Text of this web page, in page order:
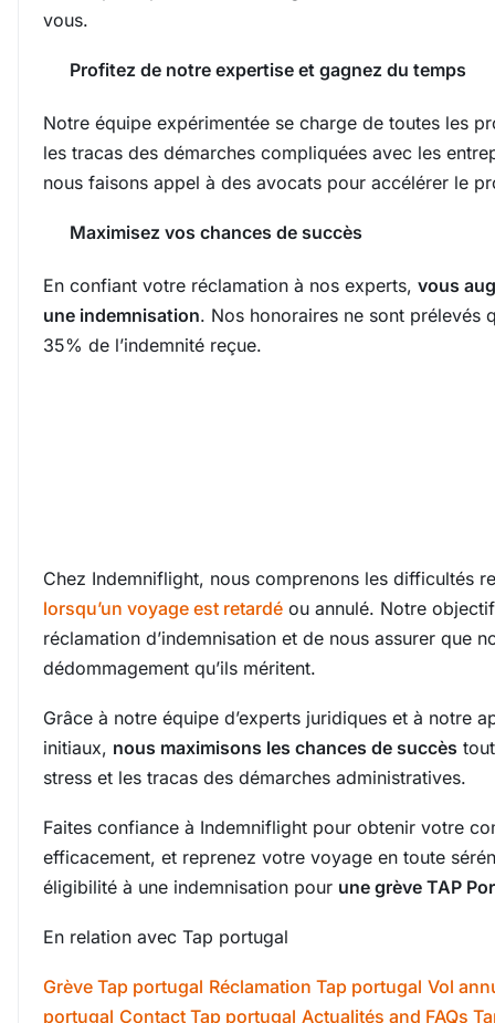
vous.
Profitez de notre expertise et gagnez du temps
Notre équipe expérimentée se charge de toutes les
les tracas des démarches compliquées avec les
nous faisons appel à des avocats pour accélérer le
Maximisez vos chances de succès
En confiant votre réclamation à nos experts, vous
une indemnisation. Nos honoraires ne sont prélevés
35% de l’indemnité reçue.
Chez Indemniflight, nous comprenons les difficultés
lorsqu’un voyage est retardé ou annulé. Notre
réclamation d’indemnisation et de nous assurer que
dédommagement qu’ils méritent.
Grâce à notre équipe d’experts juridiques et à notre
initiaux, nous maximisons les chances de succès
stress et les tracas des démarches administratives.
Faites confiance à Indemniflight pour obtenir votre
efficacement, et reprenez votre voyage en toute
éligibilité à une indemnisation pour une grève TAP
En relation avec Tap portugal
Grève Tap portugal Réclamation Tap portugal Vol
portugal Contact Tap portugal Actualités and FAQs